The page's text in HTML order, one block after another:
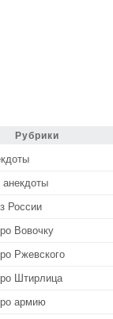
Рубрики
анекдоты
России
Вовочку
Ржевского
Штирлица
армию